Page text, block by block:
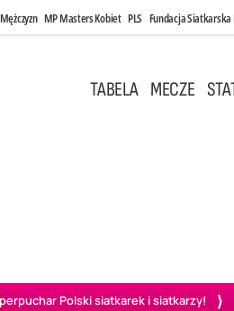
MP Masters Kobiet PLS Fundacja Siatkarska
TABELA MECZE
Polski siatkarek i siatkarzy!